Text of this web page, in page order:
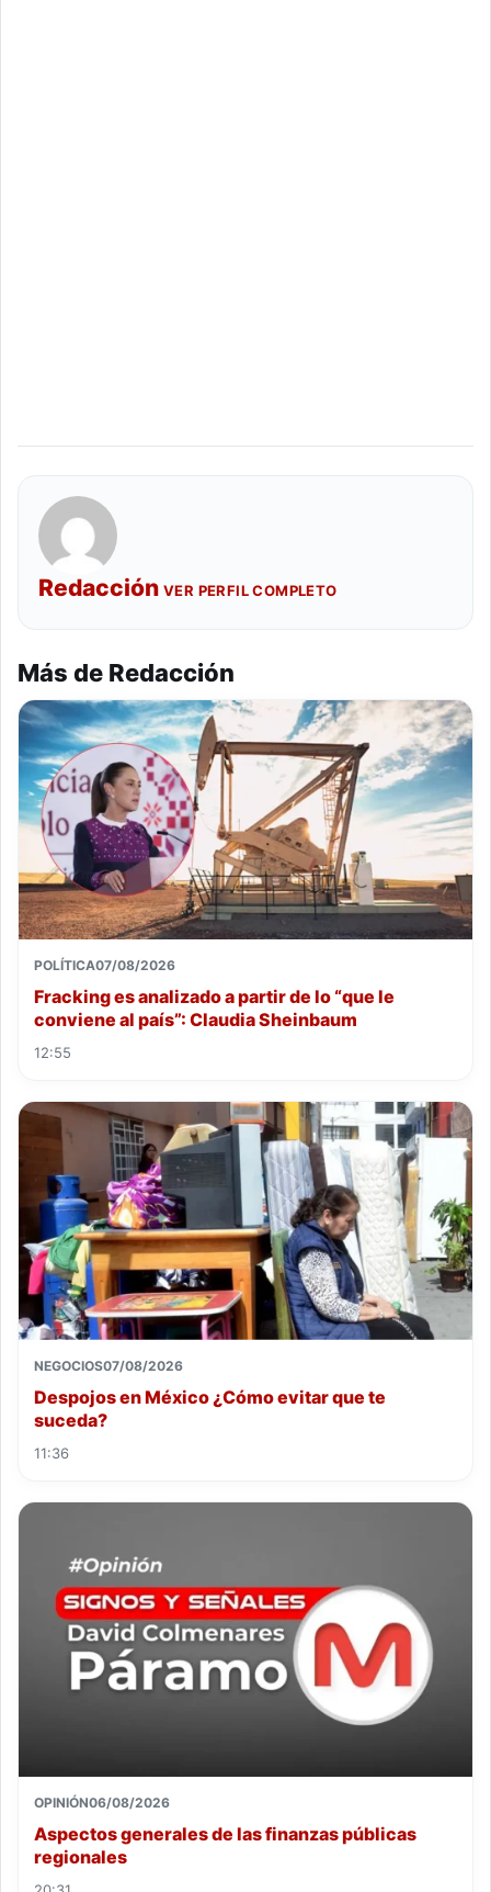
Redacción VER PERFIL COMPLETO
Más de Redacción
POLÍTICA07/08/2026
Fracking es analizado a partir de lo “que le
conviene al país”: Claudia Sheinbaum
12:55
NEGOCIOS07/08/2026
Despojos en México ¿Cómo evitar que te
suceda?
11:36
OPINIÓN06/08/2026
Aspectos generales de las finanzas públicas
regionales